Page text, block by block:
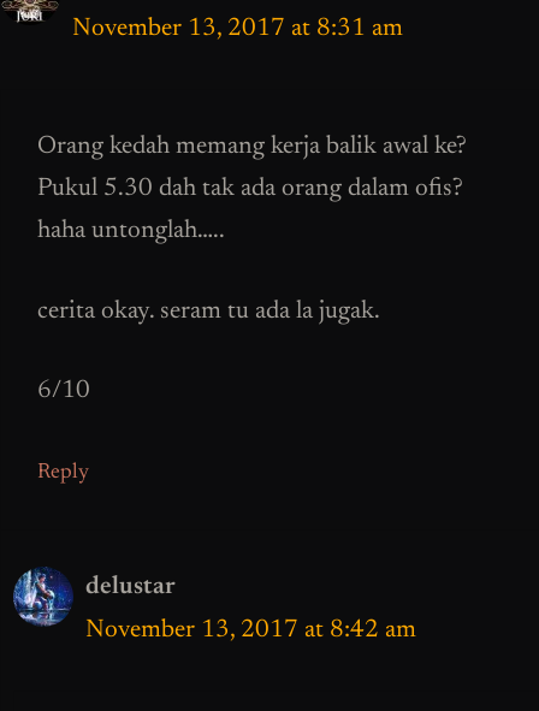
November 13, 2017 at 8:31 am
Orang kedah memang kerja balik awal ke?
Pukul 5.30 dah tak ada orang dalam ofis?
haha untonglah…..
cerita okay. seram tu ada la jugak.
6/10
Reply
delustar
November 13, 2017 at 8:42 am